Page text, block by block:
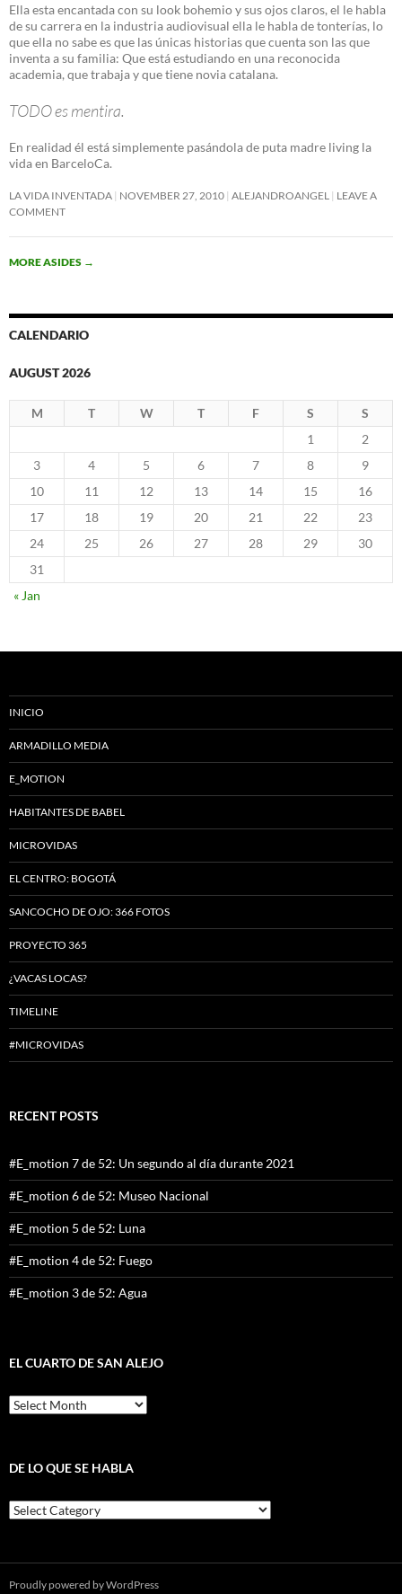
Ella esta encantada con su look bohemio y sus ojos claros, el le habla
de su carrera en la industria audiovisual ella le habla de tonterías, lo
que ella no sabe es que las únicas historias que cuenta son las que
inventa a su familia: Que está estudiando en una reconocida
academia, que trabaja y que tiene novia catalana.
TODO es mentira.
En realidad él está simplemente pasándola de puta madre living la
vida en BarceloCa.
LA VIDA INVENTADA NOVEMBER 27, 2010 ALEJANDROANGEL
LEAVE A
COMMENT
MORE ASIDES →
CALENDARIO
AUGUST 2026
M T W T F S
S
1
2
3
4 5 6 7 8
9
10
11 12 13 14 15
16
17
18 19 20 21 22
23
24
25 26 27 28 29
30
31
« Jan
INICIO
ARMADILLO MEDIA
E_MOTION
HABITANTES DE BABEL
MICROVIDAS
EL CENTRO: BOGOTÁ
SANCOCHO DE OJO: 366 FOTOS
PROYECTO 365
¿VACAS LOCAS?
TIMELINE
#MICROVIDAS
RECENT POSTS
#E_motion 7 de 52: Un segundo al día durante 2021
#E_motion 6 de 52: Museo Nacional
#E_motion 5 de 52: Luna
#E_motion 4 de 52: Fuego
#E_motion 3 de 52: Agua
EL CUARTO DE SAN ALEJO
El
cuarto
Alejo
DE LO QUE SE HABLA
De
lo
Proudly powered by WordPress